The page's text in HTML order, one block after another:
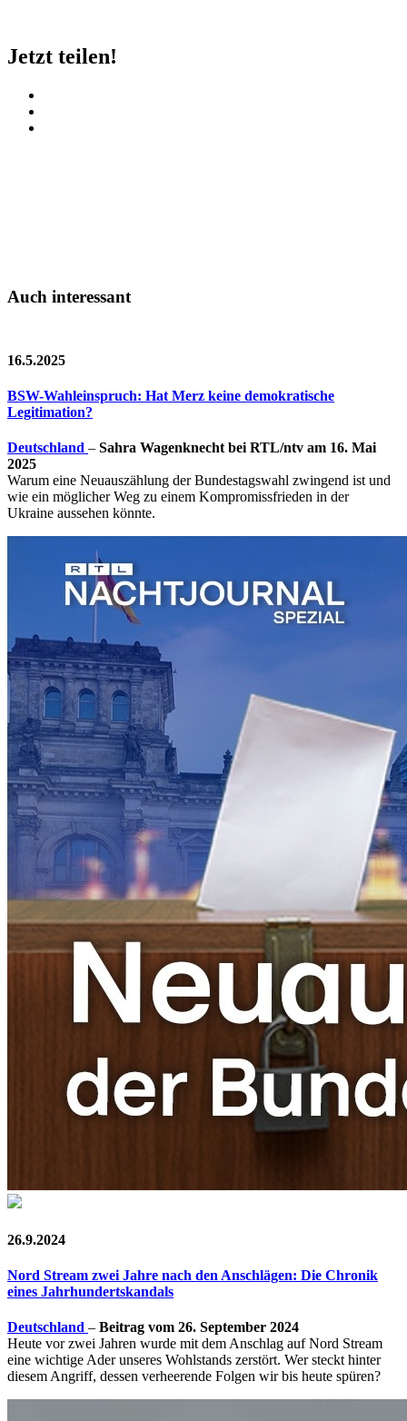
Jetzt teilen!
Auch interessant
16.5.2025
BSW-Wahleinspruch: Hat Merz keine demokratische
Legitimation?
Deutschland – Sahra Wagenknecht bei RTL/ntv am 16. Mai
2025
Warum eine Neuauszählung der Bundestagswahl zwingend ist und
wie ein möglicher Weg zu einem Kompromissfrieden in der
Ukraine aussehen könnte.
26.9.2024
Nord Stream zwei Jahre nach den Anschlägen: Die Chronik
eines Jahrhundertskandals
Deutschland – Beitrag vom 26. September 2024
Heute vor zwei Jahren wurde mit dem Anschlag auf Nord Stream
eine wichtige Ader unseres Wohlstands zerstört. Wer steckt hinter
diesem Angriff, dessen verheerende Folgen wir bis heute spüren?